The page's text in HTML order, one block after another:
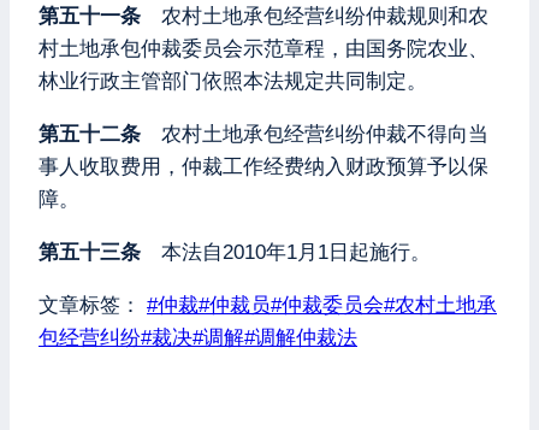
第五十一条 农村土地承包经营纠纷仲裁规则和农
村土地承包仲裁委员会示范章程，由国务院农业、
林业行政主管部门依照本法规定共同制定。
第五十二条 农村土地承包经营纠纷仲裁不得向当
事人收取费用，仲裁工作经费纳入财政预算予以保
障。
第五十三条 本法自2010年1月1日起施行。
文章标签： #仲裁#仲裁员#仲裁委员会#农村土地承
包经营纠纷#裁决#调解#调解仲裁法